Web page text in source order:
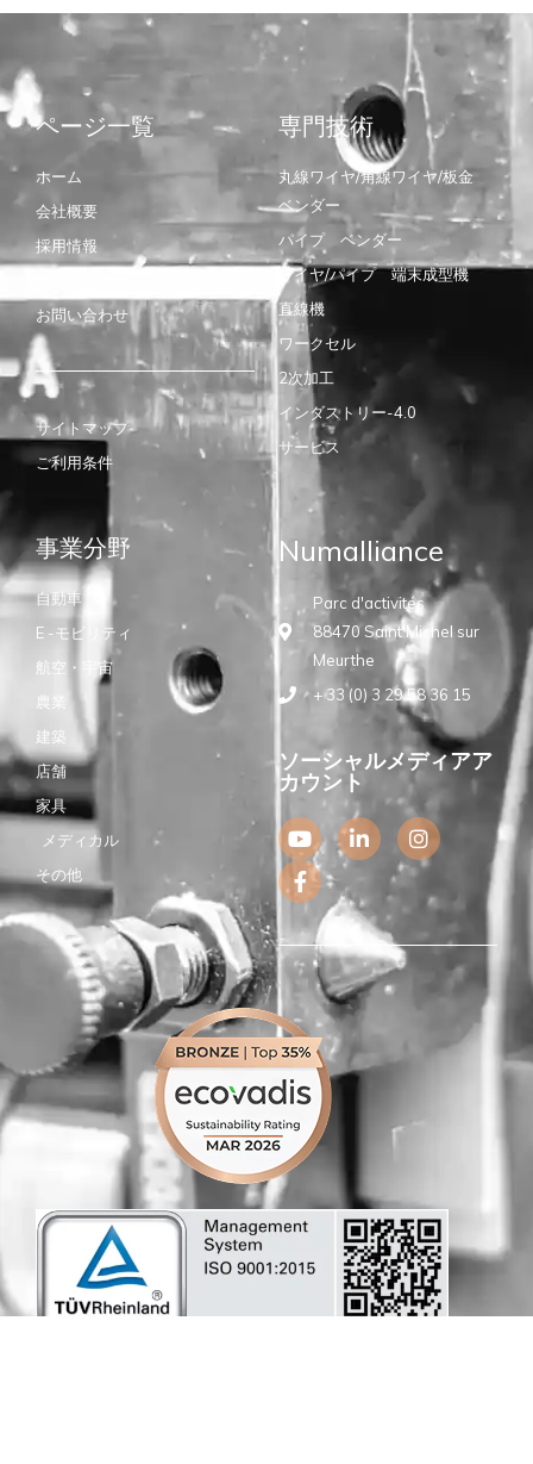
ページ一覧
ホーム
会社概要
採用情報
お問い合わせ
サイトマップ
ご利用条件
専門技術
丸線ワイヤ/角線ワイヤ/板金
ベンダー
パイプ ベンダー
ワイヤ/パイプ 端末成型機
直線機
ワークセル
2次加工
インダストリー-4.0
サービス
事業分野
自動車
E -モビリティ
航空・宇宙
農業
建築
店舗
家具
メディカル
その他
Numalliance
Parc d'activités
88470 Saint Michel sur
Meurthe
+ 33 (0) 3 29 58 36 15
ソーシャルメディアア
カウント
Y
o
u
t
u
b
e
L
i
n
e
d
i
n
-
i
I
n
s
a
r
m
F
a
c
e
b
o
o
k
-
f